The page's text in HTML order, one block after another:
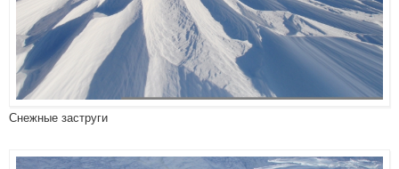
Снежные заструги